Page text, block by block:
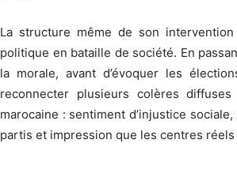
La structure même de son
politique en bataille de société. En
la morale, avant d’évoquer les
reconnecter plusieurs colères
marocaine : sentiment d’injustice
partis et impression que les centres